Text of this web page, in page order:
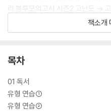
리 봉투모의고사 시즌2 고난도 →
전보강 클리어 봉투모의고사
책)
책소개
목차
01 독서
유형 연습①
유형 연습②